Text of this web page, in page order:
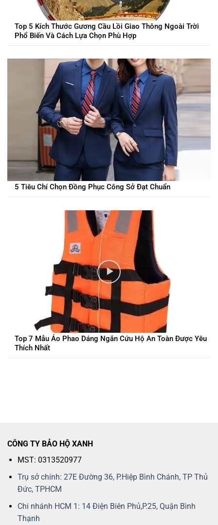
Top 5 Kích Thước Gương Cầu Lồi Giao Thông Ngoài Trời
Phổ Biến Và Cách Lựa Chọn Phù Hợp
5 Tiêu Chí Chọn Đồng Phục Công Sở Đạt Chuẩn
Top 7 Mẫu Áo Phao Dáng Ngắn Cứu Hộ An Toàn Được Yêu
Thích Nhất
CÔNG TY BẢO HỘ XANH
MST: 0313520977
Trụ sở chính: 27E Đường 36, P.Hiệp Bình Chánh, TP Thủ
Đức, TPHCM
Chi nhánh HCM 1: 14 Điện Biên Phủ,P.25, Quận Bình
Thạnh